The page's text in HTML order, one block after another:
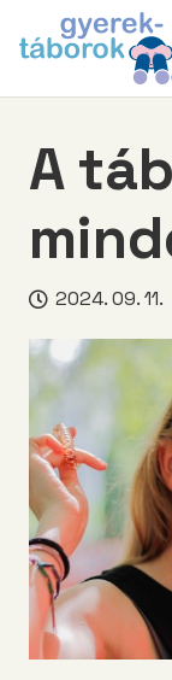
A
2024. 09. 11.